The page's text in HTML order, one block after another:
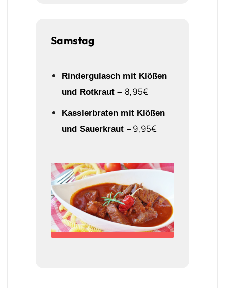
Samstag
Rindergulasch mit Klößen
und Rotkraut – 8,95€
Kasslerbraten mit Klößen
und Sauerkraut –9,95€